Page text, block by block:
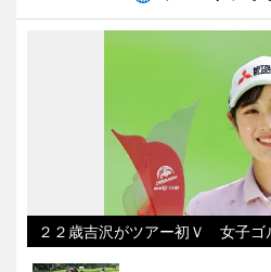
２２歳吉沢がツアー初Ｖ 女子ゴ